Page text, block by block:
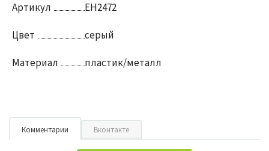
Артикул EH2472
Цвет серый
Материал пластик/металл
Комментарии Вконтакте